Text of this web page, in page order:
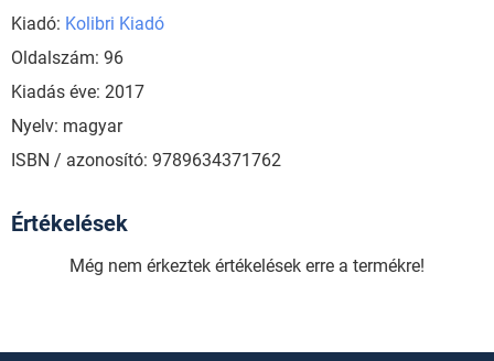
Kiadó: Kolibri Kiadó
Oldalszám: 96
Kiadás éve: 2017
Nyelv: magyar
ISBN / azonosító: 9789634371762
Értékelések
Még nem érkeztek értékelések erre a termékre!